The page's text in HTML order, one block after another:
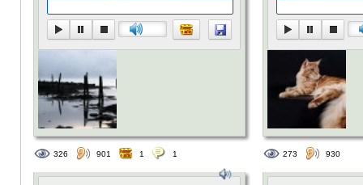
326 901 1 1 273 930